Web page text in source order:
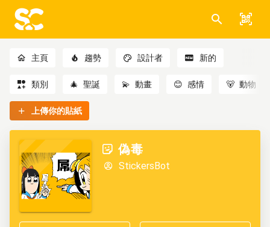
主頁 趨勢 設計者 新的
類別 🎄 聖誕 💫 動畫 😊 感情 🐻 動物
上傳你的貼紙
偽毒
StickersBot